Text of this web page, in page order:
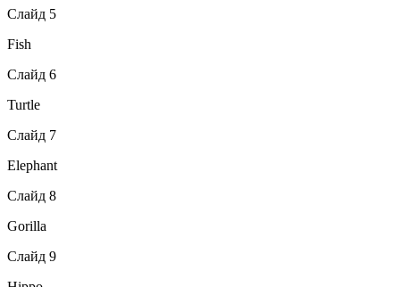
Слайд 5
Fish
Слайд 6
Turtle
Слайд 7
Elephant
Слайд 8
Gorilla
Слайд 9